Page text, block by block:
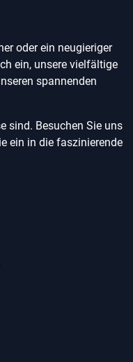
oder ein neugieriger
ein, unsere vielfältige
spannenden
sind. Besuchen Sie uns
ein in die faszinierende